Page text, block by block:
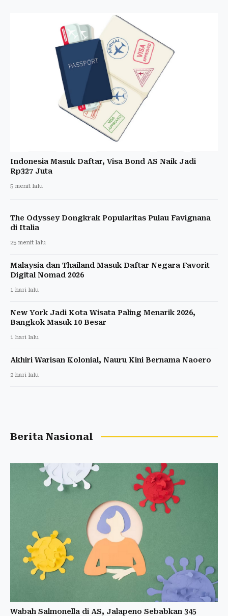
Indonesia Masuk Daftar, Visa Bond AS Naik Jadi
Rp327 Juta
5 menit lalu
The Odyssey Dongkrak Popularitas Pulau Favignana
di Italia
25 menit lalu
Malaysia dan Thailand Masuk Daftar Negara Favorit
Digital Nomad 2026
1 hari lalu
New York Jadi Kota Wisata Paling Menarik 2026,
Bangkok Masuk 10 Besar
1 hari lalu
Akhiri Warisan Kolonial, Nauru Kini Bernama Naoero
2 hari lalu
Berita Nasional
Wabah Salmonella di AS, Jalapeno Sebabkan 345